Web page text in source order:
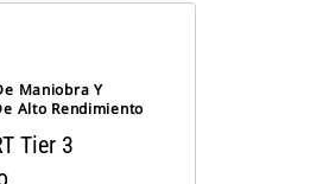
Maniobra Y
Alto Rendimiento
Tier 3